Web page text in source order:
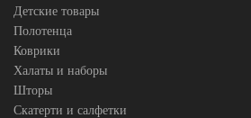
Детские товары
Полотенца
Коврики
Халаты и наборы
Шторы
Скатерти и салфетки